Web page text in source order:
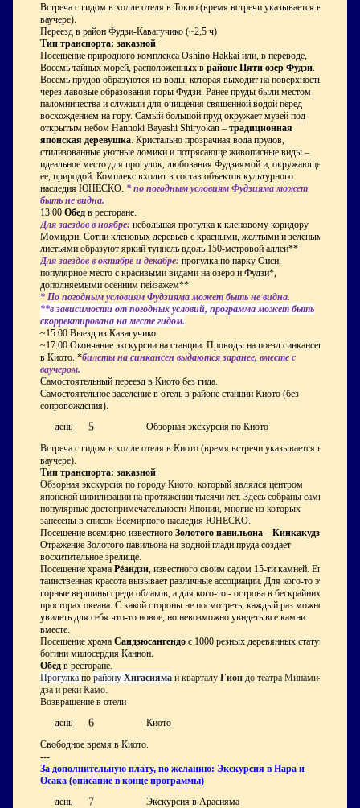
Встреча с гидом в холле отеля в Токио (время встречи указывается в
ваучере).
Переезд в район Фудзи-Кавагучико (~2,5 ч)
Тип транспорта: заказной
Посещение природного комплекса Oshino Hakkai или, в переводе,
Восемь тайных морей, расположенных в районе Пяти озер Фудзи
Восемь прудов образуются из воды, которая выходит на поверхность
через лавовые образования горы Фудзи. Ранее пруды были местом
паломничества и служили для очищения священной водой перед
восхождением на гору. Самый большой пруд окружает музей под
открытым небом Hannoki Bayashi Shiryokan – традиционная
японская деревушка . Кристально прозрачная вода прудов,
стилизованные уютные домики и потрясающе живописные виды –
идеальное место для прогулок, любования Фудзиямой и, окружающей
ее, природой. Комплекс входит в состав объектов культурного
наследия ЮНЕСКО. * по погодным условиям Фудзияма может
быть не видна.
13:00 Обед в ресторане.
Для заездов в ноябре: небольшая прогулка к кленовому коридору
Момидзи. Сотни кленовых деревьев с красными, желтыми и зелеными
листьями образуют яркий туннель вдоль 150-метровой аллеи**
Для заездов в октябре и декабре: прогулка по парку Оиси,
популярное место с красивыми видами на озеро и Фудзи*,
дополняемыми осенним пейзажем**
* По погодным условиям Фудзияма может быть не видна.
**в зависимости от погодных условий, программа может быть
скорректирована на месте гидом.
~15:00 Выезд из Кавагучико
~17:00 Окончание экскурсии на станции. Проводы на поезд синкансен
в Киото. *билеты на синкансен выдаются заранее, вместе с
ваучером.
Самостоятельный переезд в Киото без гида.
Самостоятельное заселение в отель в районе станции Киото (без
сопровождения).
день
5
Обзорная экскурсия по Киото
Встреча с гидом в холле отеля в Киото (время встречи указывается в
ваучере).
Тип транспорта: заказной
Обзорная экскурсия по городу Киото, который являлся центром
японской цивилизации на протяжении тысячи лет. Здесь собраны самые
популярные достопримечательности Японии, многие из которых
занесены в список Всемирного наследия ЮНЕСКО.
Посещение всемирно известного Золотого павильона – Кинкакудзи
Отражение Золотого павильона на водной глади пруда создает
восхитительное зрелище.
Посещение храма Рёандзи , известного своим садом 15-ти камней. Его
таинственная красота вызывает различные ассоциации. Для кого-то это
горные вершины среди облаков, а для кого-то - острова в бескрайних
просторах океана. С какой стороны не посмотреть, каждый раз можно
увидеть для себя что-то новое, но невозможно увидеть все камни
вместе.
Посещение храма Сандзюсангендо с 1000 резных деревянных статуй
богини милосердия Каннон.
Обед в ресторане.
Прогулка по району Хигасияма и кварталу Гион до театра Минами-
дза и реки Камо.
Возвращение в отели
день
6
Киото
Свободное время в Киото.
---
За дополнительную плату, по желанию: Экскурсия в Нара и
Осака (описание в конце программы)
день
7 Экскурсия в Арасияма